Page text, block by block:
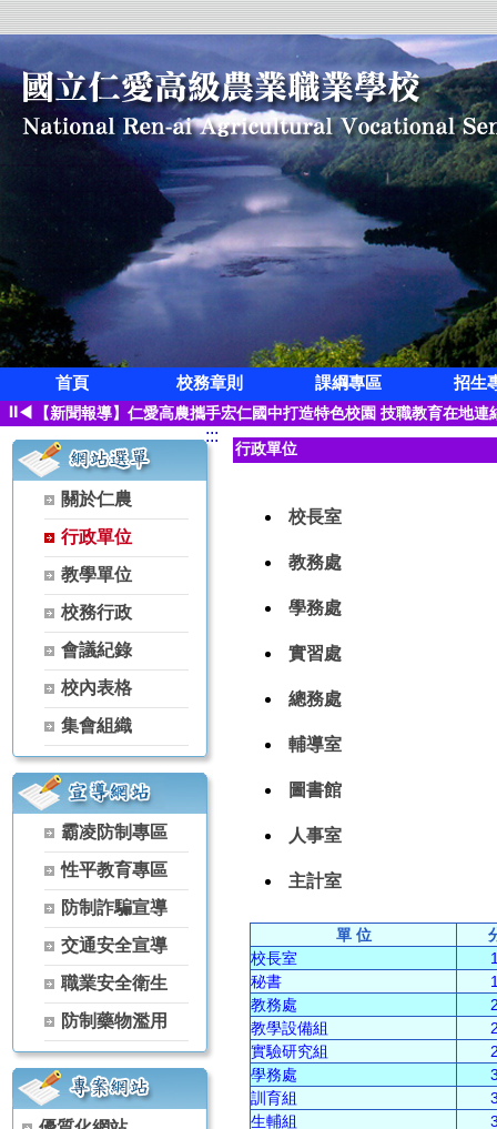
首頁 校務章則 課綱專區
招生
⏸◀
狂賀!本校觀光科應屆畢業生凌紫璇榮獲第三屆全國創意茶飲調製競
【新聞報導】仁愛高農攜手宏仁國中打造特色校園 技職教育在地連
【115學年度升學榜單】恭喜 空間測繪科 林寓桀【繁星】錄取 國
【115學年度升學榜單】恭喜 觀光事業科 凌紫璇【繁星】錄取 國
【115學年度升學榜單】恭喜 園藝科 蔡子怡【繁星】錄取 國立屏
【115學年度升學榜單】恭喜 家政科 黃芊蓓【繁星】錄取 國立屏
【115學年度升學榜單】恭喜 農場經營科 林彥丞【繁星】錄取 國
【115學年度升學榜單】恭喜 空間測繪科 楊景翔【繁星】錄取 國
【115學年度升學榜單】恭喜 森林科 谷雋瑋【繁星】錄取 弘光科
【115學年度升學榜單】恭喜 茶葉技術科 黃冠宇【繁星】錄取 宏
【115學年度升學榜單】恭喜 家政科 古羽涵【獨招】錄取 國立體
【115學年度升學榜單】恭喜 農經科 吳秉原【獨招】錄取 國立屏
【115學年度升學榜單】恭喜 農經科 林宏睿【獨招】錄取 國立暨
【115學年度升學榜單】恭喜 家政科 古羽涵【獨招】錄取 國立暨
【115學年度升學榜單】恭喜 家政科 黃芊蓓【獨招】錄取 國立暨
【115學年度升學榜單】恭喜 家政科 陳葦婕【獨招】錄取 國立暨
【115學年度升學榜單】恭喜 家政科 陳啟恒【獨招】錄取 國立暨
【115學年度升學榜單】恭喜 園藝科 李思華【獨招】錄取 國立暨
【115學年度升學榜單】恭喜 家政科 古羽涵【獨招】錄取 彰化師
【115學年度升學榜單】恭喜 家政科 潘曉婷【獨招】錄取 國立暨
【115學年度升學榜單】恭喜 家政科 羅芷晴【獨招】錄取 國立暨
【115學年度升學榜單】恭喜 茶葉技術科 林天賜【獨招】錄取 國
【115學年度升學榜單】恭喜 茶葉技術科 林天賦【獨招】錄取 國
【115學年度升學榜單】恭喜 家政科 黃芊蓓【獨招】錄取 國立臺
【115學年度升學榜單】恭喜 茶葉技術科 林天賦【獨招】錄取 國
【115學年度升學榜單】恭喜 茶葉技術科 黃冠宇【獨招】錄取 國
【115學年度升學榜單】恭喜 空間測繪科 賈芳伊【獨招】錄取 國
【115學年度升學榜單】恭喜 觀光事業科 林侑宏【甄審入學】錄取
115年全國中等學校運動會 高女組軟式網球雙打(林雨柔、陳芊羽)
關於仁農
行政單位
教學單位
校務行政
會議紀錄
校內表格
集會組織
霸凌防制專區
性平教育專區
防制詐騙宣導
交通安全宣導
職業安全衛生
防制藥物濫用
:::
行政單位
校長室
教務處
學務處
實習處
總務處
輔導室
圖書館
人事室
主計室
單 位
校長室
秘書
教務處
教學設備組
實驗研究組
學務處
訓育組
生輔組